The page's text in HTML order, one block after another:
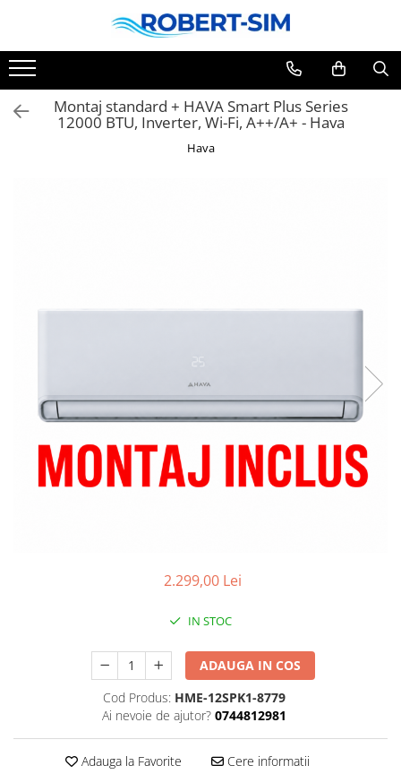
Montaj standard + HAVA Smart Plus Series
12000 BTU, Inverter, Wi-Fi, A++/A+ - Hava
Hava
2.299,00 Lei
IN STOC
ADAUGA IN COS
Cod Produs: HME-12SPK1-8779
Ai nevoie de ajutor? 0744812981
Adauga la Favorite Cere informatii